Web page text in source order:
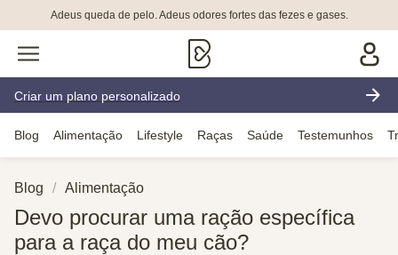
Adeus queda de pelo. Adeus odores fortes das fezes e gases.
Criar um plano personalizado
Blog Alimentação Lifestyle Raças Saúde Testemunhos
Blog Alimentação
Devo procurar uma ração específica
para a raça do meu cão?